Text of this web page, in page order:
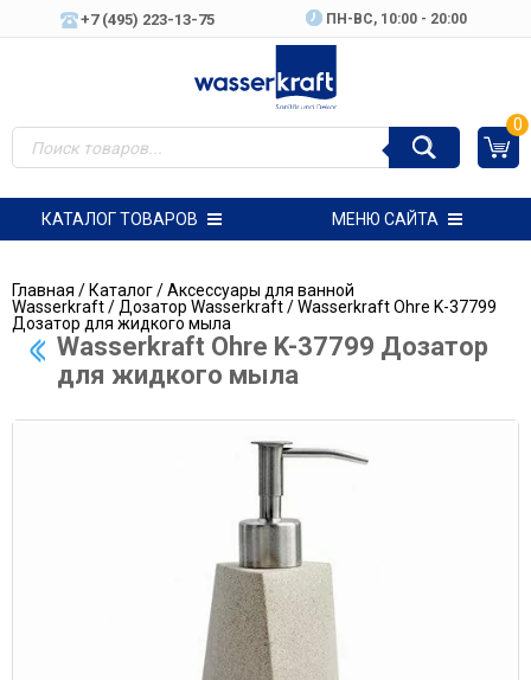
+7 (495) 223-13-75 ПН-ВC, 10:00 - 20:00
0
КАТАЛОГ ТОВАРОВ МЕНЮ САЙТА
Главная /Каталог/Аксессуары для ванной
Wasserkraft/ Дозатор Wasserkraft/ Wasserkraft Ohre K-37799
Дозатор для жидкого мыла
Wasserkraft Ohre K-37799 Дозатор
для жидкого мыла